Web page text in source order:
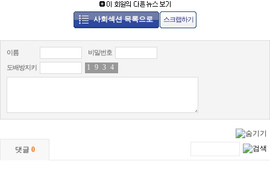
사회섹션 목록으로 스크랩하기